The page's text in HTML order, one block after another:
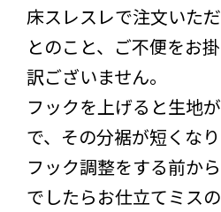
床スレスレで注文いた
とのこと、ご不便をお
訳ございません。
フックを上げると生地
で、その分裾が短くなり
フック調整をする前か
でしたらお仕立てミス